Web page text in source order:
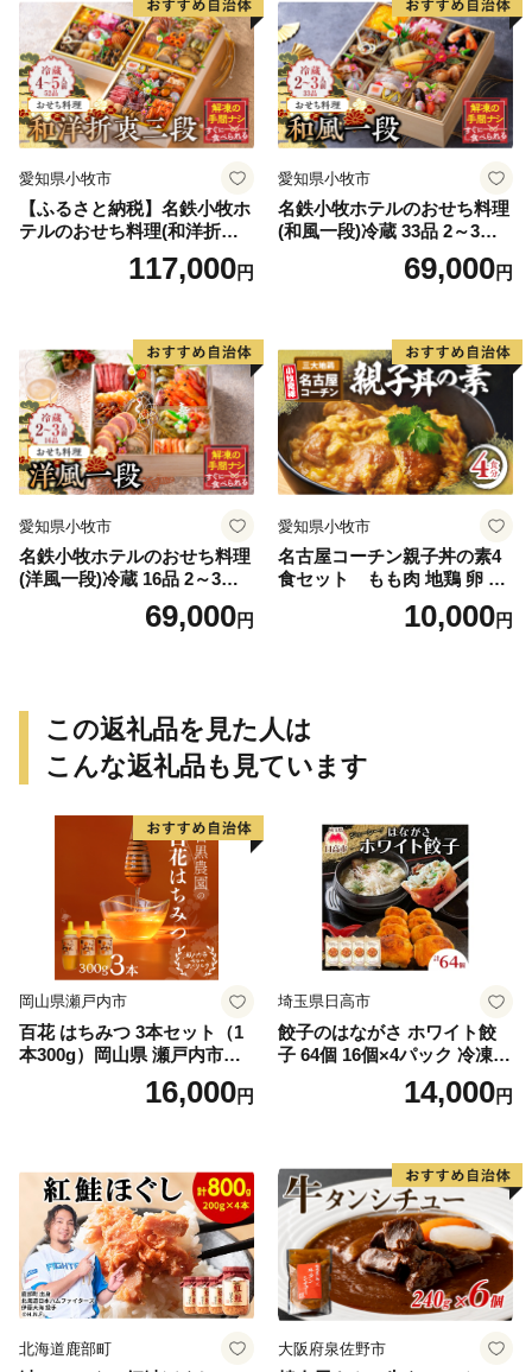
愛知県小牧市
【ふるさと納税】名鉄小牧ホ
テルのおせち料理(和洋折衷
三段)冷蔵 52品 4～5人前 202
7年 【数量限定 お申込期限1
料理 小牧市 お節 冷蔵おせち
人気 新春 迎春おせち 定番お
せち 本格おせち 和洋折衷お
せち 縁起物おせち 12月31日
お届け お正月 お取り寄せ
117,000円
愛知県小牧市
名鉄小牧ホテルのおせち料理
(和風一段)冷蔵 33品 2～3人
前 2027年【数量限定 お申込
期限12/15】 解凍不要 ホテル
人気 新春 迎春おせち 定番お
せち 本格おせち 和風おせち
縁起物おせち 12月31日 お届
け お正月 お取り寄せ
69,000円
愛知県小牧市
名鉄小牧ホテルのおせち料理
(洋風一段)冷蔵 16品 2～3人
前 2027年【数量限定 お申込
期限12/15】 解凍不要 ホテル
せち 本格おせち 洋風おせち
縁起物おせち 12月31日 お届
け お正月 お取り寄せ
69,000円
愛知県小牧市
名古屋コーチン親子丼の素4
食セット もも肉 地鶏 卵 鶏
10,000円
この返礼品を見た人は
こんな返礼品も見ています
岡山県瀬戸内市
百花 はちみつ 3本セット（1
本300g）岡山県 瀬戸内市産
石黒農園 ヨーグルト パン 砂
糖の代わり 香り高い いい香
16,000円
埼玉県日高市
餃子のはながさ ホワイト餃
子 64個 16個×4パック 冷凍
中華 点心 B級グルメ ご当地
野菜 おつまみ おかず 簡単調
ー ギフト お取り寄せ 日高市
14,000円
北海道鹿部町 大阪府泉佐野市